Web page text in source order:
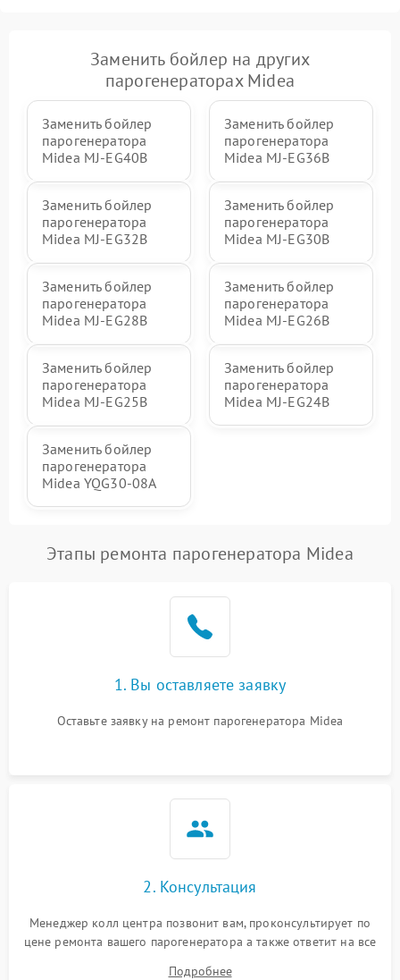
Заменить бойлер на других
парогенераторах Midea
Заменить бойлер
парогенератора
Midea MJ-EG40B
Заменить бойлер
парогенератора
Midea MJ-EG36B
Заменить бойлер
парогенератора
Midea MJ-EG32B
Заменить бойлер
парогенератора
Midea MJ-EG30B
Заменить бойлер
парогенератора
Midea MJ-EG28B
Заменить бойлер
парогенератора
Midea MJ-EG26B
Заменить бойлер
парогенератора
Midea MJ-EG25B
Заменить бойлер
парогенератора
Midea MJ-EG24B
Заменить бойлер
парогенератора
Midea YQG30-08A
Этапы ремонта парогенератора Midea
1. Вы оставляете заявку
Оставьте заявку на ремонт парогенератора Midea
2. Консультация
Менеджер колл центра позвонит вам, проконсультирует по
цене ремонта вашего парогенератора а также ответит на все
Подробнее